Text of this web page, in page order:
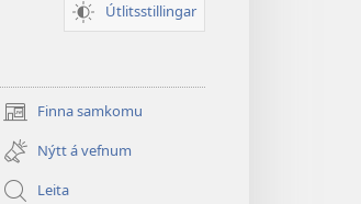
Útlitsstillingar
Finna samkomu
(opnast
nýjum
glugga)
Nýtt á vefnum
Leita